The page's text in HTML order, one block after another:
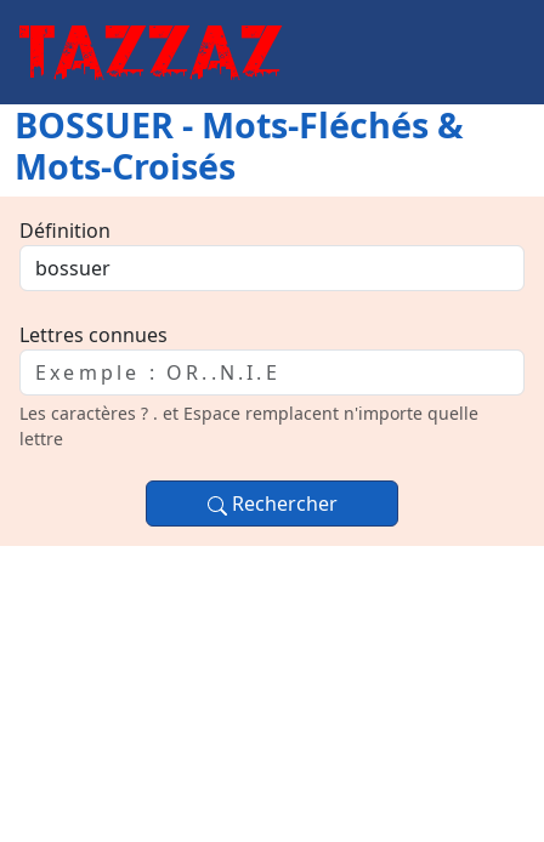
BOSSUER - Mots-Fléchés &
Mots-Croisés
Définition
Lettres connues
Les caractères ? . et Espace remplacent n'importe quelle
lettre
Rechercher